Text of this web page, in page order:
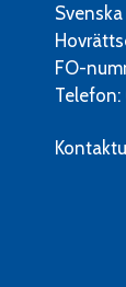
FO-